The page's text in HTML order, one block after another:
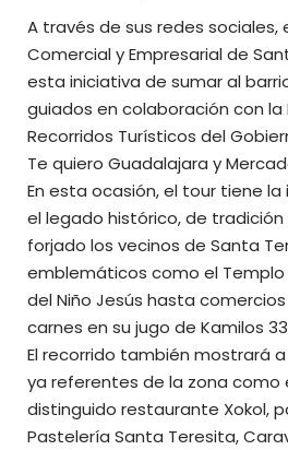
A través de sus redes sociales,
Comercial y Empresarial de
esta iniciativa de sumar al
guiados en colaboración con la
Recorridos Turísticos del
Te quiero Guadalajara y
En esta ocasión, el tour tiene
el legado histórico, de
forjado los vecinos de Santa
emblemáticos como el
del Niño Jesús hasta
carnes en su jugo de Kamilos
El recorrido también mostrará
ya referentes de la zona como
distinguido restaurante Xokol,
Pastelería Santa Teresita,